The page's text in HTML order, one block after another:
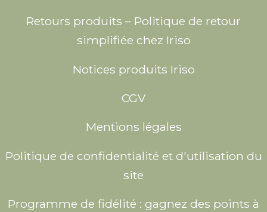
Retours produits – Politique de retour
simplifiée chez Iriso
Notices produits Iriso
CGV
Mentions légales
Politique de confidentialité et d'utilisation du
site
Programme de fidélité : gagnez des points à